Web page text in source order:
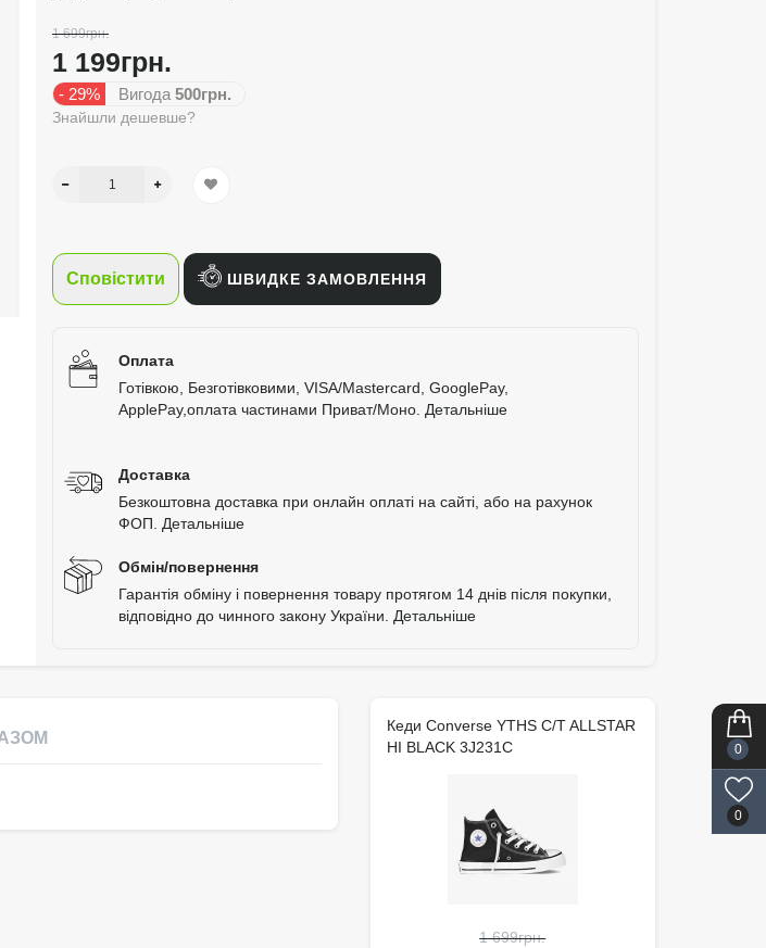
0
0
1 699грн.
1 199грн.
- 29% Вигода 500грн.
Знайшли дешевше?
Сповістити ШВИДКЕ ЗАМОВЛЕННЯ
Оплата
Готівкою, Безготівковими, VISA/Mastercard, GooglePay,
ApplePay,оплата частинами Приват/Моно. Детальніше
Доставка
Безкоштовна доставка при онлайн оплаті на сайті, або на рахунок
ФОП. Детальніше
Обмін/повернення
Гарантія обміну і повернення товару протягом 14 днів після покупки,
відповідно до чинного закону України. Детальніше
Кеди Converse YTHS C/T ALLSTAR
HI BLACK 3J231C
1 699грн.